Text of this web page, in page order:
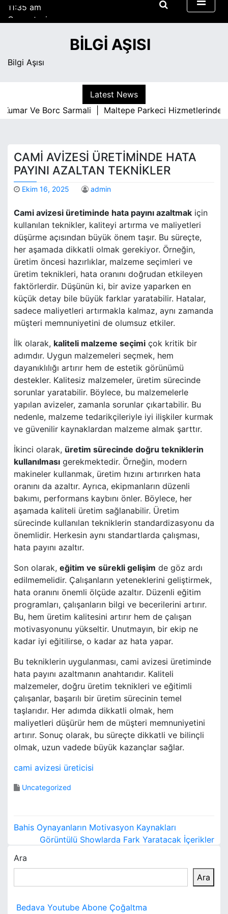
Cumartesi
BILGI AŞISI
Bilgi Aşısı
Latest News
Kumar Ve Borc Sarmali |
Maltepe Parkeci Hizmetlerinde
CAMI AVIZESI ÜRETIMINDE HATA
PAYINI AZALTAN TEKNIKLER
Ekim 16, 2025 admin
Cami avizesi üretiminde hata payını azaltmak için
kullanılan teknikler, kaliteyi artırma ve maliyetleri
düşürme açısından büyük önem taşır. Bu süreçte,
her aşamada dikkatli olmak gerekiyor. Örneğin,
üretim öncesi hazırlıklar, malzeme seçimleri ve
üretim teknikleri, hata oranını doğrudan etkileyen
faktörlerdir. Düşünün ki, bir avize yaparken en
küçük detay bile büyük farklar yaratabilir. Hatalar,
sadece maliyetleri artırmakla kalmaz, aynı zamanda
müşteri memnuniyetini de olumsuz etkiler.
İlk olarak, kaliteli malzeme seçimi çok kritik bir
adımdır. Uygun malzemeleri seçmek, hem
dayanıklılığı artırır hem de estetik görünümü
destekler. Kalitesiz malzemeler, üretim sürecinde
sorunlar yaratabilir. Böylece, bu malzemelerle
yapılan avizeler, zamanla sorunlar çıkartabilir. Bu
nedenle, malzeme tedarikçileriyle iyi ilişkiler kurmak
ve güvenilir kaynaklardan malzeme almak şarttır.
İkinci olarak, üretim sürecinde doğru tekniklerin
kullanılması gerekmektedir. Örneğin, modern
makineler kullanmak, üretim hızını artırırken hata
oranını da azaltır. Ayrıca, ekipmanların düzenli
bakımı, performans kaybını önler. Böylece, her
aşamada kaliteli üretim sağlanabilir. Üretim
sürecinde kullanılan tekniklerin standardizasyonu da
önemlidir. Herkesin aynı standartlarda çalışması,
hata payını azaltır.
Son olarak, eğitim ve sürekli gelişim de göz ardı
edilmemelidir. Çalışanların yeteneklerini geliştirmek,
hata oranını önemli ölçüde azaltır. Düzenli eğitim
programları, çalışanların bilgi ve becerilerini artırır.
Bu, hem üretim kalitesini artırır hem de çalışan
motivasyonunu yükseltir. Unutmayın, bir ekip ne
kadar iyi eğitilirse, o kadar az hata yapar.
Bu tekniklerin uygulanması, cami avizesi üretiminde
hata payını azaltmanın anahtarıdır. Kaliteli
malzemeler, doğru üretim teknikleri ve eğitimli
çalışanlar, başarılı bir üretim sürecinin temel
taşlarıdır. Her adımda dikkatli olmak, hem
maliyetleri düşürür hem de müşteri memnuniyetini
artırır. Sonuç olarak, bu süreçte dikkatli ve bilinçli
olmak, uzun vadede büyük kazançlar sağlar.
cami avizesi üreticisi
Uncategorized
Y
z
ı
g
Bahis Oynayanların Motivasyon Kaynakları
Görüntülü Showlarda Fark Yaratacak İçerikler
Ara
Ara
Bedava Youtube Abone Çoğaltma